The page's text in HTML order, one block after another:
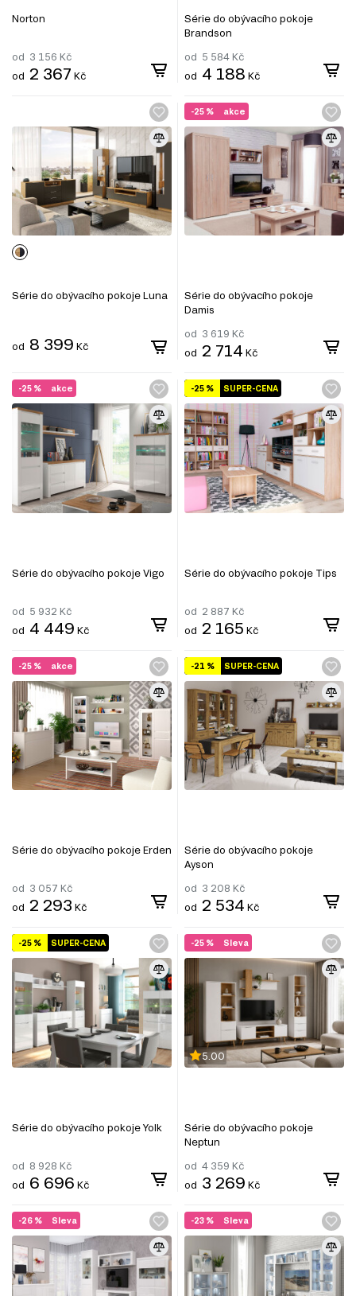
Norton
od 3 156 Kč
od 2 367 Kč
Série do obývacího pokoje
Brandson
od 5 584 Kč
od 4 188 Kč
Série do obývacího pokoje Luna
od 8 399 Kč
akce
-25 %
Série do obývacího pokoje
Damis
od 3 619 Kč
od 2 714 Kč
akce
-25 %
Série do obývacího pokoje Vigo
od 5 932 Kč
od 4 449 Kč
SUPER-CENA
-25 %
Série do obývacího pokoje Tips
od 2 887 Kč
od 2 165 Kč
akce
-25 %
Série do obývacího pokoje Erden
od 3 057 Kč
od 2 293 Kč
SUPER-CENA
-21 %
Série do obývacího pokoje
Ayson
od 3 208 Kč
od 2 534 Kč
SUPER-CENA
-25 %
Série do obývacího pokoje Yolk
od 8 928 Kč
od 6 696 Kč
Sleva
-25 %
5.00
Série do obývacího pokoje
Neptun
od 4 359 Kč
od 3 269 Kč
Sleva
-26 % Sleva
-23 %